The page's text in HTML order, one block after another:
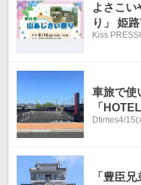
よさこい
り」 姫
Kiss PRESS
車旅で使
「
Dtimes4/15(
「豊臣